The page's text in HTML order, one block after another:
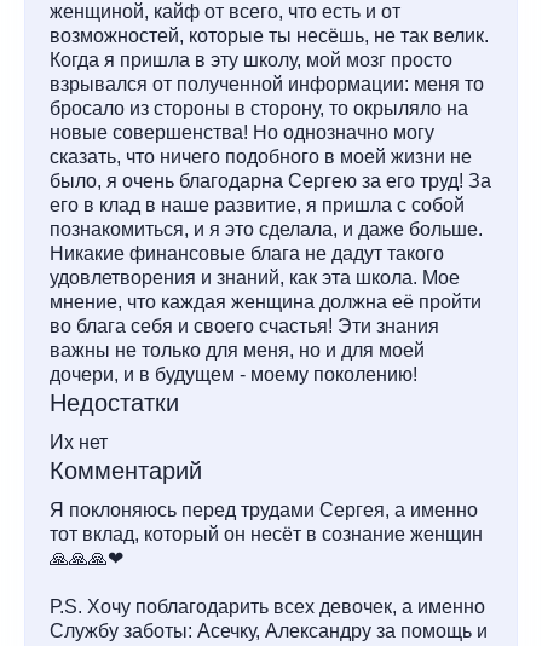
женщиной, кайф от всего, что есть и от
возможностей, которые ты несёшь, не так велик.
Когда я пришла в эту школу, мой мозг просто
взрывался от полученной информации: меня то
бросало из стороны в сторону, то окрыляло на
новые совершенства! Но однозначно могу
сказать, что ничего подобного в моей жизни не
было, я очень благодарна Сергею за его труд! За
его в клад в наше развитие, я пришла с собой
познакомиться, и я это сделала, и даже больше.
Никакие финансовые блага не дадут такого
удовлетворения и знаний, как эта школа. Мое
мнение, что каждая женщина должна её пройти
во блага себя и своего счастья! Эти знания
важны не только для меня, но и для моей
дочери, и в будущем - моему поколению!
Недостатки
Их нет
Комментарий
Я поклоняюсь перед трудами Сергея, а именно
тот вклад, который он несёт в сознание женщин
🙏🙏🙏❤
Р.S. Хочу поблагодарить всех девочек, а именно
Службу заботы: Асечку, Александру за помощь и